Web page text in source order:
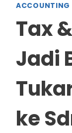
ACCOUNTING
Tax
Jadi
ke